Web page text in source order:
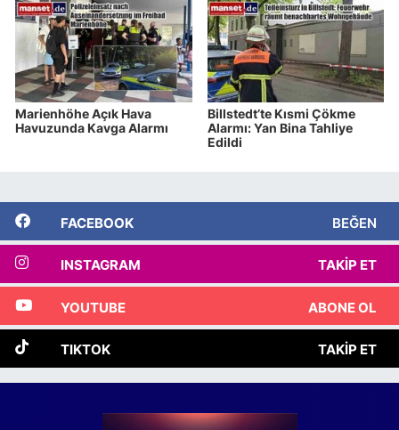
Marienhöhe Açık Hava
Havuzunda Kavga Alarmı
Billstedt’te Kısmi Çökme
Alarmı: Yan Bina Tahliye
Edildi
FACEBOOK BEĞEN
INSTAGRAM TAKIP ET
YOUTUBE ABONE OL
TIKTOK TAKIP ET